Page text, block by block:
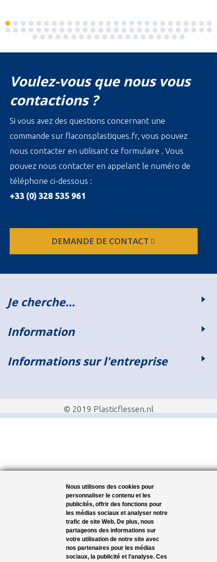
Voulez-vous que nous vous
contactions ?
Si vous avez des questions concernant une
commande sur flaconsplastiques.fr, vous pouvez
nous contacter en utilisant ce formulaire . Vous
pouvez nous contacter en appelant le numéro de
téléphone ci-dessous :
+33 (0) 328 535 961
DEMANDE DE CONTACT
Je cherche…
Information
Informations sur l'entreprise
© 2019 Plasticflessen.nl
Nous utilisons des cookies pour
personnaliser le contenu et les
publicités, offrir des fonctions pour
les médias sociaux et analyser notre
trafic de site Web. De plus, nous
partageons des informations sur
votre utilisation de notre site avec
nos partenaires pour les médias
sociaux, la publicité et l’analyse. Ces